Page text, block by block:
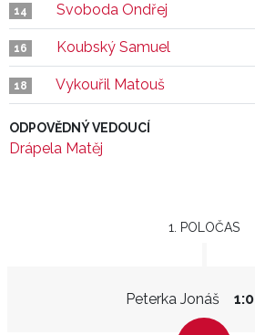
14 Svoboda Ondřej
16 Koubský Samuel
18 Vykouřil Matouš
ODPOVĚDNÝ VEDOUCÍ
Drápela Matěj
1. POLOČAS
Peterka Jonáš 1:0